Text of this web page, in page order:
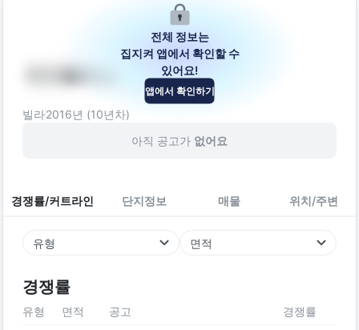
아이팰리스
서울특별시 구로구 고척로55길 30
빌라2016년 (10년차)
아직 공고가 없어요
경쟁률/커트라인 단지정보 매물 위치/주변
유형 면적
경쟁률
전체 정보는
집지켜 앱에서 확인할 수
있어요!
앱에서 확인하기
유형 면적 공고 경쟁률